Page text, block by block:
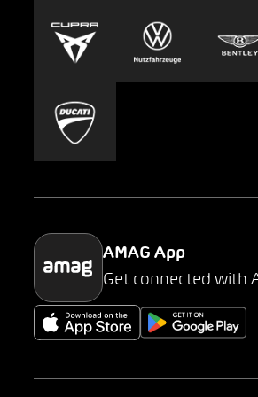
Europcar
Carsharing
Mobility-as-a-Service
Parking
Presse
AMAG App
Get connected with